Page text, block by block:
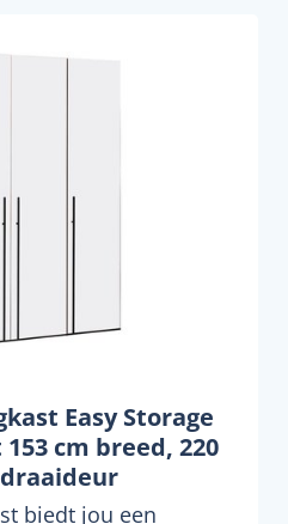
Easy Storage
cm breed, 220
biedt jou een